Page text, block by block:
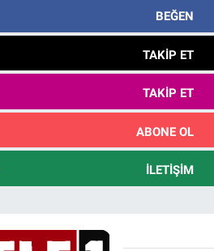
BEĞEN
TAKIP ET
TAKIP ET
ABONE OL
İLETIŞIM